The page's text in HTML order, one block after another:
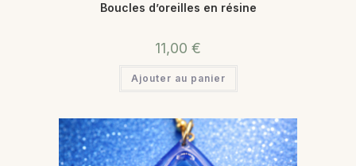
Boucles d’oreilles en résine
11,00 €
Ajouter au panier